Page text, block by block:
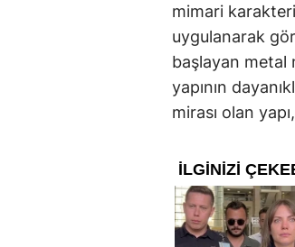
mimari
uygulanarak
başlayan metal
yapının
mirası olan